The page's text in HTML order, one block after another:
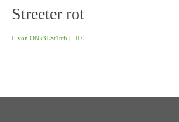
Streeter rot
von ONk3LSt1tch | 0